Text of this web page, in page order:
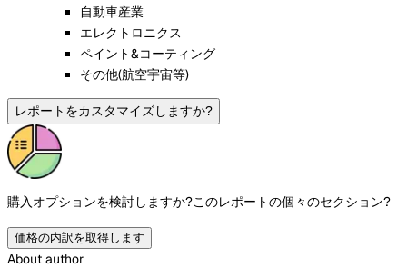
自動車産業
エレクトロニクス
ペイント&コーティング
その他(航空宇宙等)
レポートをカスタマイズしますか?
購入オプションを検討しますか?このレポートの個々のセクション?
価格の内訳を取得します
About author